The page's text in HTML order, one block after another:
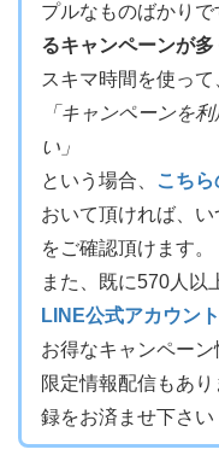
プルなものばかりで
るキャンペーンが多
スキマ時間を使って
「キャンペーンを
い」
という場合、
こち
おいて頂ければ、
をご確認頂けます。
また、既に570人以
LINE公式アカウント
お得なキャンペーン
限定情報配信もあ
録をお済ませ下さい